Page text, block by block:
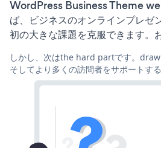
WordPress Business Theme
ば、ビジネスのオンラインプレゼ
初の大きな課題を克服できます。
しかし、次はthe hard partです。
そしてより多くの訪問者をサポートす